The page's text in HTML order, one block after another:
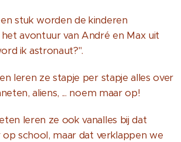
stuk worden de kinderen
avontuur van André en Max uit
ik astronaut?".
leren ze stapje per stapje alles over
aliens, ... noem maar op!
leren ze ook vanalles bij dat
op school, maar dat verklappen we